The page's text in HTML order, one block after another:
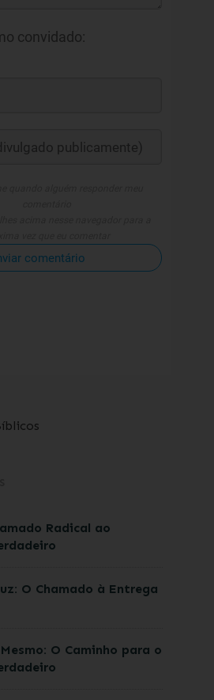
convidado:
comentário
Radical ao
O Chamado à Entrega
O Caminho para o